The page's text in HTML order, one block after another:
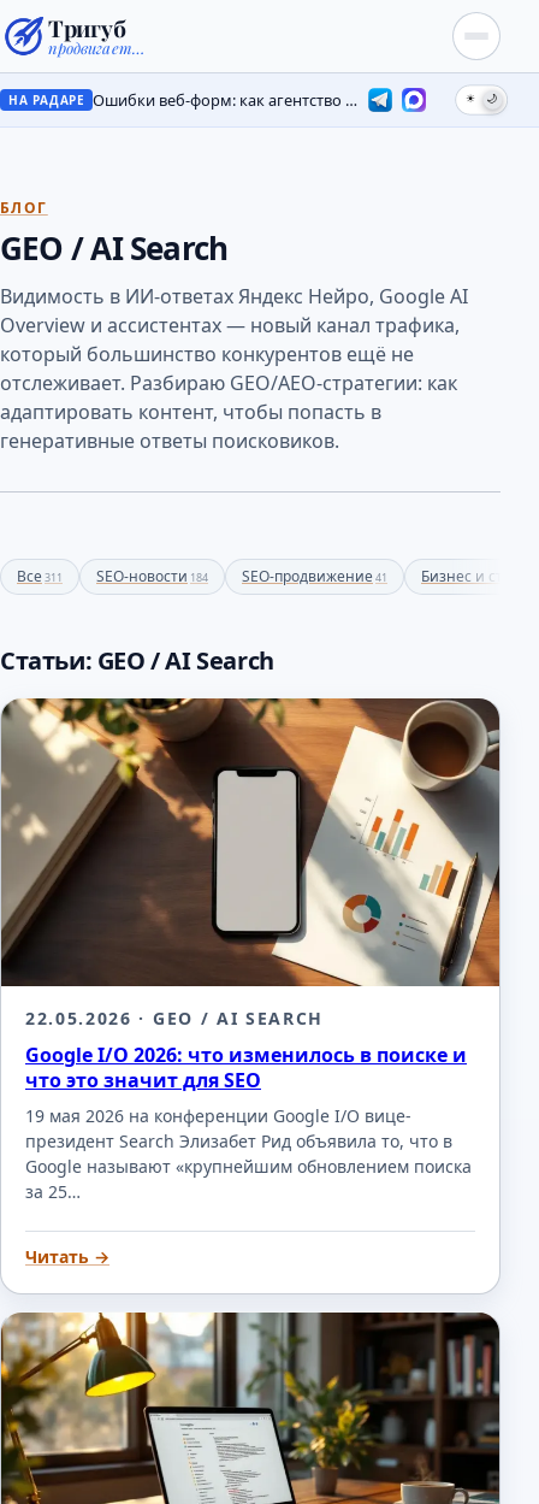
Тригуб
продвигает…
НА РАДАРЕ Ошибки веб-форм: как агентство потеряло лиды на месяцы ☀ 🌙
БЛОГ
GEO / AI Search
Видимость в ИИ-ответах Яндекс Нейро, Google AI
Overview и ассистентах — новый канал трафика,
который большинство конкурентов ещё не
отслеживает. Разбираю GEO/AEO-стратегии: как
адаптировать контент, чтобы попасть в
генеративные ответы поисковиков.
Все 311 SEO-новости 184 SEO-продвижение41 Бизнес и
Статьи: GEO / AI Search
22.05.2026 · GEO / AI SEARCH
Google I/O 2026: что изменилось в поиске и
что это значит для SEO
19 мая 2026 на конференции Google I/O вице-
президент Search Элизабет Рид объявила то, что в
Google называют «крупнейшим обновлением поиска
за 25…
Читать →